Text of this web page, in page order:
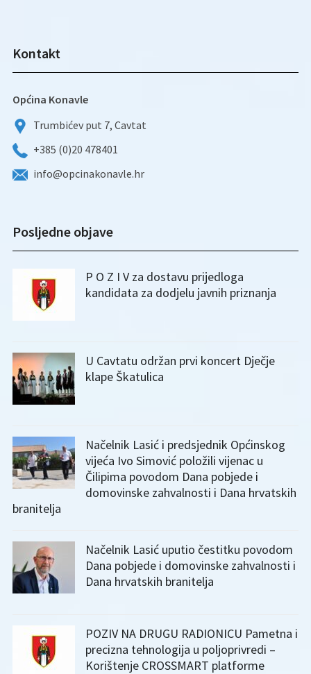
Kontakt
Općina Konavle
Trumbićev put 7, Cavtat
+385 (0)20 478401
info@opcinakonavle.hr
Posljedne objave
P O Z I V za dostavu prijedloga
kandidata za dodjelu javnih priznanja
U Cavtatu održan prvi koncert Dječje
klape Škatulica
Načelnik Lasić i predsjednik Općinskog
vijeća Ivo Simović položili vijenac u
Čilipima povodom Dana pobjede i
domovinske zahvalnosti i Dana hrvatskih
branitelja
Načelnik Lasić uputio čestitku povodom
Dana pobjede i domovinske zahvalnosti i
Dana hrvatskih branitelja
POZIV NA DRUGU RADIONICU Pametna i
precizna tehnologija u poljoprivredi –
Korištenje CROSSMART platforme